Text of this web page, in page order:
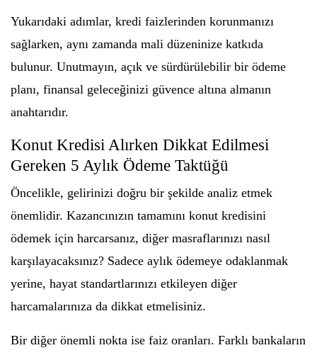
Yukarıdaki adımlar, kredi faizlerinden korunmanızı
sağlarken, aynı zamanda mali düzeninize katkıda
bulunur. Unutmayın, açık ve sürdürülebilir bir ödeme
planı, finansal geleceğinizi güvence altına almanın
anahtarıdır.
Konut Kredisi Alırken Dikkat Edilmesi
Gereken 5 Aylık Ödeme Taktüğü
Öncelikle, gelirinizi doğru bir şekilde analiz etmek
önemlidir. Kazancınızın tamamını konut kredisini
ödemek için harcarsanız, diğer masraflarınızı nasıl
karşılayacaksınız? Sadece aylık ödemeye odaklanmak
yerine, hayat standartlarınızı etkileyen diğer
harcamalarınıza da dikkat etmelisiniz.
Bir diğer önemli nokta ise faiz oranları. Farklı bankaların